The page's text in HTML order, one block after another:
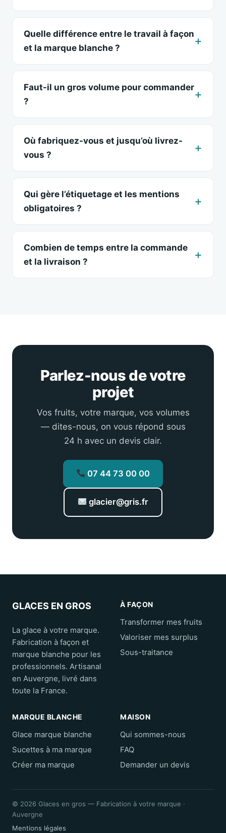
Quelle différence entre le travail à façon
et la marque blanche ?
Faut-il un gros volume pour commander
?
Où fabriquez-vous et jusqu’où livrez-
vous ?
Qui gère l’étiquetage et les mentions
obligatoires ?
Combien de temps entre la commande
et la livraison ?
Parlez-nous de votre
projet
Vos fruits, votre marque, vos volumes
— dites-nous, on vous répond sous
24 h avec un devis clair.
07 44 73 00 00
glacier@gris.fr
GLACES EN GROS
La glace à votre marque.
Fabrication à façon et
marque blanche pour les
professionnels. Artisanal
en Auvergne, livré dans
toute la France.
À FAÇON
Transformer mes fruits
Valoriser mes surplus
Sous-traitance
MARQUE BLANCHE
Glace marque blanche
Sucettes à ma marque
Créer ma marque
MAISON
Qui sommes-nous
FAQ
Demander un devis
© 2026 Glaces en gros — Fabrication à votre marque ·
Auvergne
Mentions légales